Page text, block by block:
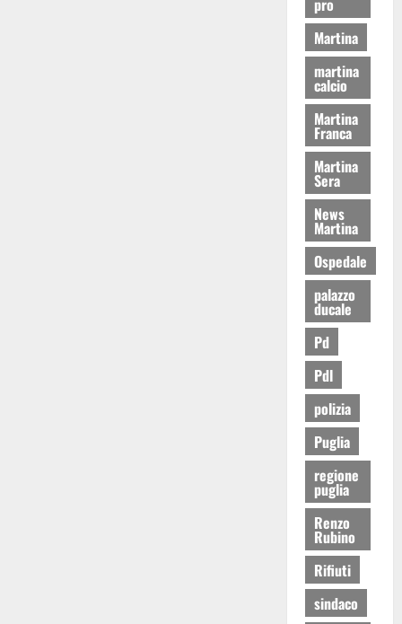
pro
Martina
martina
calcio
Martina
Franca
Martina
Sera
News
Martina
Ospedale
palazzo
ducale
Pd
Pdl
polizia
Puglia
regione
puglia
Renzo
Rubino
Rifiuti
sindaco